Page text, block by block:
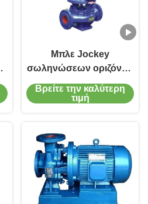
Μπλε Jockey
σωληνώσεων οριζόντια
φυγοκεντρική αντλία
σκηνικής ενιαία
Βρείτε την καλύτερη
τιμή